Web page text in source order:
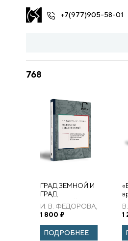
+7(977)905-58-01
768
ГРАД ЗЕМНОЙ И
ГРАД
НЕБЕСНЫЙ:
ИЕРУСАЛИМ В
ОПИСАНИЯХ
ПАЛОМНИКОВ И
РУССКОЙ
И. В. ФЕДОРОВА,
И. А. ПОЛЯКОВ
1 800 ₽
ПОДРОБНЕЕ
1